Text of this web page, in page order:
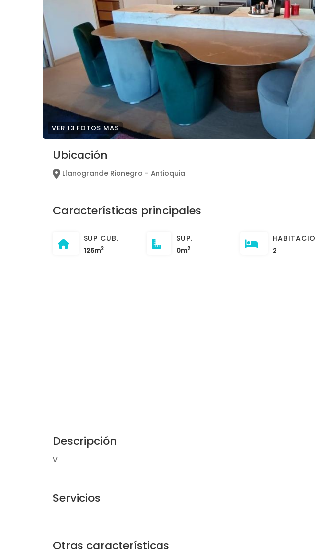
VER 13 FOTOS MAS
Ubicación
Llanogrande Rionegro - Antioquia
Características principales
SUP CUB.
125m2
SUP.
0m2 2
Descripción
V
Servicios
Otras características